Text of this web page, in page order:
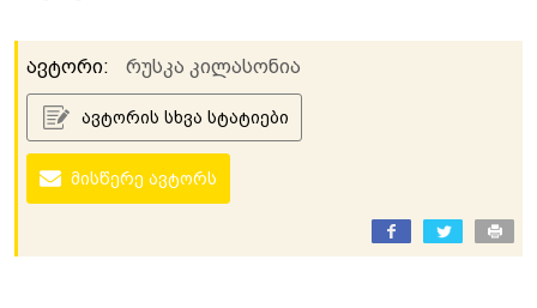
ავტორი: რუსკა კილასონია
ავტორის სხვა სტატიები
მისწერე ავტორს